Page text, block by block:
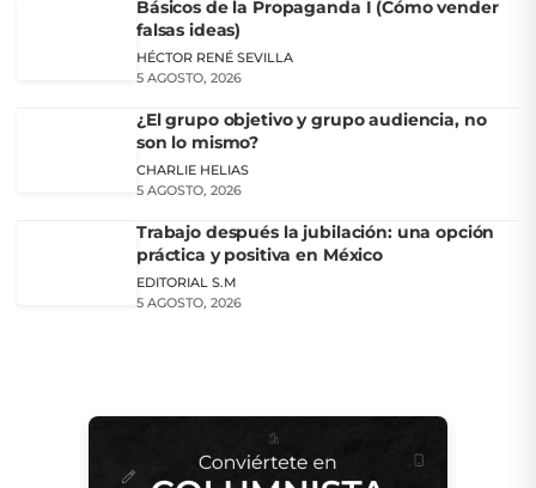
Básicos de la Propaganda I (Cómo vender
falsas ideas)
HÉCTOR RENÉ SEVILLA
5 AGOSTO, 2026
¿El grupo objetivo y grupo audiencia, no
son lo mismo?
CHARLIE HELIAS
5 AGOSTO, 2026
Trabajo después la jubilación: una opción
práctica y positiva en México
EDITORIAL S.M
5 AGOSTO, 2026